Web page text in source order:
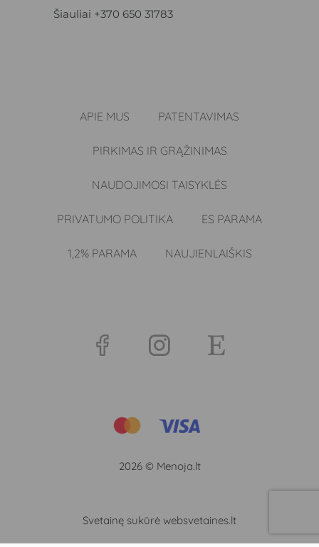
Šiauliai +370 650 31783
APIE MUS PATENTAVIMAS
PIRKIMAS IR GRĄŽINIMAS
NAUDOJIMOSI TAISYKLĖS
PRIVATUMO POLITIKA ES PARAMA
1,2% PARAMA NAUJIENLAIŠKIS
2026 © Menoja.lt
Svetainę sukūrė websvetaines.lt